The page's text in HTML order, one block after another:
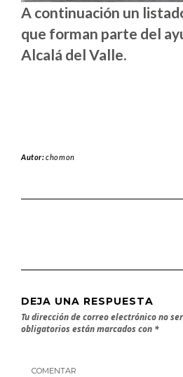
A continuación un
que forman parte del
Alcalá del Valle.
Autor:chomon
DEJA UNA RESPUESTA
Tu dirección de correo electrónico no
obligatorios están marcados con *
COMENTAR